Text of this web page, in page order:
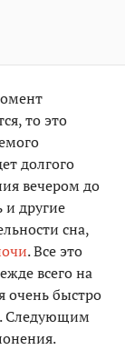
то это
долгого
вечером до
другие
сна,
. Все это
всего на
очень быстро
Следующим